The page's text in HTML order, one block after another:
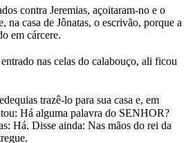
contra Jeremias, açoitaram-no e o
na casa de Jônatas, o escrivão, porque a
em cárcere.
nas celas do calabouço, ali ficou
trazê-lo para sua casa e, em
Há alguma palavra do SENHOR?
Há. Disse ainda: Nas mãos do rei da